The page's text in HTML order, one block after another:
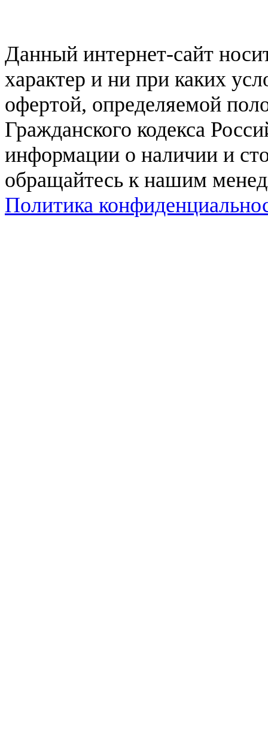
Данный интернет-сайт
характер и ни при каких
офертой, определяемой
Гражданского кодекса
информации о наличии и
обращайтесь к нашим
Политика